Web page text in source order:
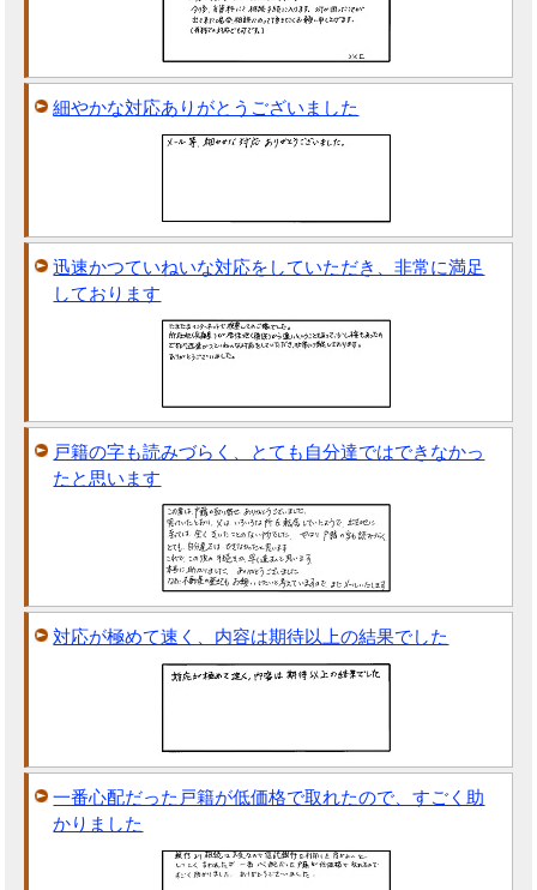
細やかな対応ありがとうございました
迅速かつていねいな対応をしていただき、非常に満足
しております
戸籍の字も読みづらく、とても自分達ではできなかっ
たと思います
対応が極めて速く、内容は期待以上の結果でした
一番心配だった戸籍が低価格で取れたので、すごく助
かりました